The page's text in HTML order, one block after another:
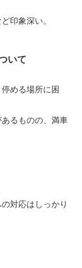
印象深い。
いて
める場所に困
るものの、満車
対応はしっかり